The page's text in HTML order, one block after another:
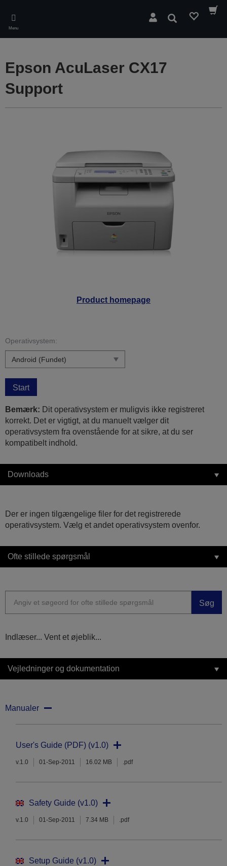
main
content
Menu
Søg
Product homepage
Epson AcuLaser CX17
Support
Operativsystem:
Start
Bemærk: Dit operativsystem er muligvis ikke registreret
korrekt. Det er vigtigt, at du manuelt vælger dit
operativsystem fra ovenstående for at sikre, at du ser
kompatibelt indhold.
Downloads
Der er ingen tilgængelige filer for det registrerede
operativsystem. Vælg et andet operativsystem ovenfor.
Ofte stillede spørgsmål
Søg
Indlæser... Vent et øjeblik...
Vejledninger og dokumentation
Manualer
User's Guide (PDF) (v1.0)
v.1.0 01-Sep-2011 16.02 MB .pdf
Safety Guide (v1.0)
v.1.0 01-Sep-2011 7.34 MB .pdf
Setup Guide (v1.0)